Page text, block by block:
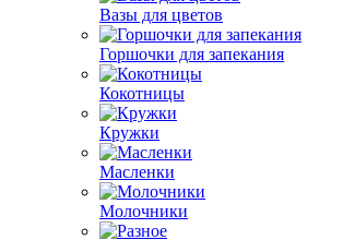
Вазы для цветов
Горшочки для запекания
Кокотницы
Кружки
Масленки
Молочники